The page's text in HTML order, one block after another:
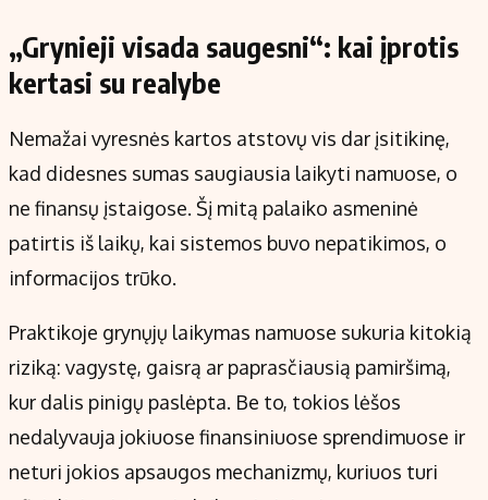
„Grynieji visada saugesni“: kai įprotis
kertasi su realybe
Nemažai vyresnės kartos atstovų vis dar įsitikinę,
kad didesnes sumas saugiausia laikyti namuose, o
ne finansų įstaigose. Šį mitą palaiko asmeninė
patirtis iš laikų, kai sistemos buvo nepatikimos, o
informacijos trūko.
Praktikoje grynųjų laikymas namuose sukuria kitokią
riziką: vagystę, gaisrą ar paprasčiausią pamiršimą,
kur dalis pinigų paslėpta. Be to, tokios lėšos
nedalyvauja jokiuose finansiniuose sprendimuose ir
neturi jokios apsaugos mechanizmų, kuriuos turi